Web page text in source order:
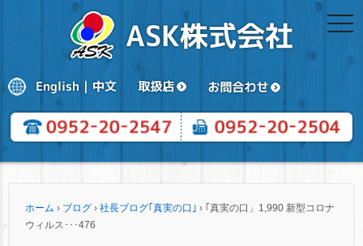
ホーム › ブログ › 社長ブログ｢真実の口｣ › ｢真実の口」1,990 新型コロナ
ウィルス･･･476